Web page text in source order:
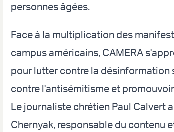
personnes âgées.
Face à la multiplication des
campus américains, CAMERA
pour lutter contre la désinformation
contre l'antisémitisme et
Le journaliste chrétien Paul Calvert
Chernyak, responsable du contenu